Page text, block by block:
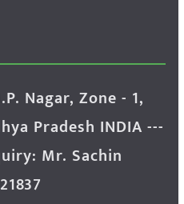
Nagar, Zone - 1,
Pradesh INDIA ---
Mr. Sachin